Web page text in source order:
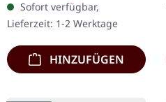
Die schwedischen Death
Metal-Legenden
Vomitory…
Sofort verfügbar,
Lieferzeit: 1-2 Werktage
HINZUFÜGEN